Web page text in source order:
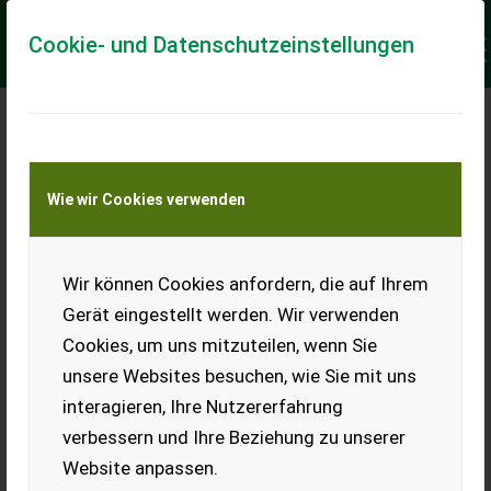
Cookie- und Datenschutzeinstellungen
Wie wir Cookies verwenden
Wir können Cookies anfordern, die auf Ihrem
Gerät eingestellt werden. Wir verwenden
Cookies, um uns mitzuteilen, wenn Sie
unsere Websites besuchen, wie Sie mit uns
interagieren, Ihre Nutzererfahrung
verbessern und Ihre Beziehung zu unserer
Website anpassen.
DAS NEUE
LANDWIRT.COM-
NACHRICHTENCENTER
Schnelle Kommunikation mit Kunden ist für den Erfolg
von Geschäften immens wichtig geworden. Rasche
Antworten zu Kundenanfragen entscheiden sehr oft